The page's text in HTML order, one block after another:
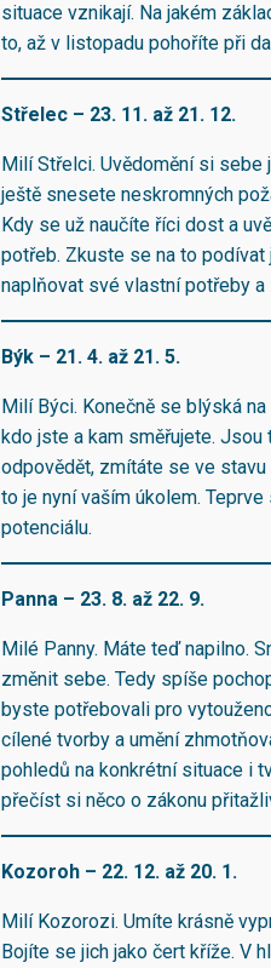
situace vznikají. Na jakém
to, až v listopadu pohoříte při
Střelec – 23. 11. až 21. 12.
Milí Střelci. Uvědomění si sebe
ještě snesete neskromných
Kdy se už naučíte říci dost a
potřeb. Zkuste se na to
naplňovat své vlastní potřeby
Býk – 21. 4. až 21. 5.
Milí Býci. Konečně se blýská
kdo jste a kam směřujete.
odpovědět, zmítáte se ve
to je nyní vaším úkolem.
potenciálu.
Panna – 23. 8. až 22. 9.
Milé Panny. Máte teď napilno.
změnit sebe. Tedy spíše
byste potřebovali pro
cílené tvorby a umění
pohledů na konkrétní situace i
přečíst si něco o zákonu
Kozoroh – 22. 12. až 20. 1.
Milí Kozorozi. Umíte krásně
Bojíte se jich jako čert kříže. V